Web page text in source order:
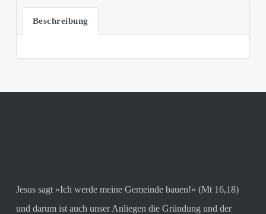
Beschreibung
Jesus sagt »Ich werde meine Gemeinde bauen!« (Mt 16,18)
und darum ist auch unser Anliegen die Gründung und der